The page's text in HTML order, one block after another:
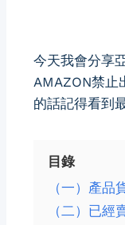
今天我會分享
AMAZON禁止
的話記得看到
目錄
（一）產品
（二）已經